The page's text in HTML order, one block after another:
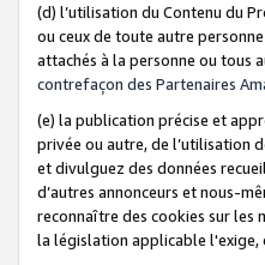
(d) l’utilisation du Contenu du
ou ceux de toute autre
attachés à la personne ou
contrefaçon des Partenaires
(e) la publication précise et
privée ou autre, de l’utilisation
et divulguez des données
d’autres annonceurs et nous-
reconnaître des cookies sur
la législation applicable l'exige,